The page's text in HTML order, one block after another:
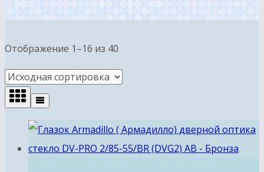
Отображение 1–16 из 40